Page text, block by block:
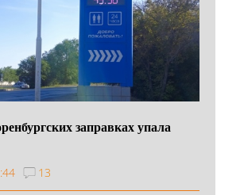
заправках упала
13